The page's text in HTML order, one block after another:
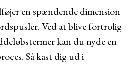
en spændende dimension
Ved at blive fortrolig
kan du nyde en
Så kast dig ud i